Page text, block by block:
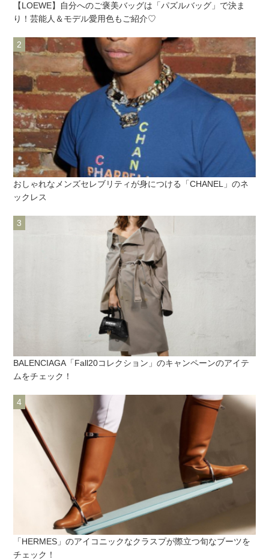
【LOEWE】自分へのご褒美バッグは「パズルバッグ」で決ま
り！芸能人＆モデル愛用色もご紹介♡
おしゃれなメンズセレブリティが身につける「CHANEL」のネ
ックレス
BALENCIAGA「Fall20コレクション」のキャンペーンのアイテ
ムをチェック！
「HERMES」のアイコニックなクラスプが際立つ旬なブーツを
チェック！